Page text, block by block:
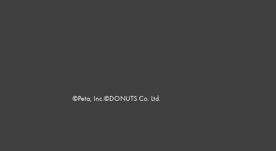
©Peta, Inc.©DONUTS Co. Ltd.